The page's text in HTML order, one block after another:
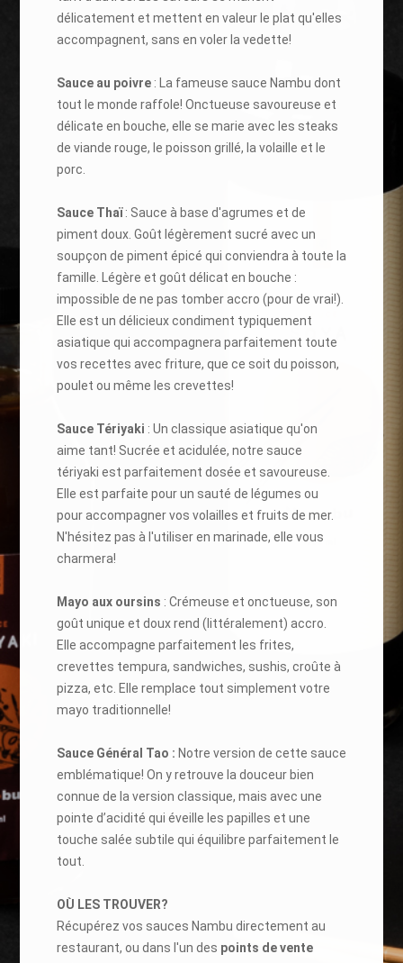
délicatement et mettent en valeur le plat qu'elles
accompagnent, sans en voler la vedette!
Sauce au poivre: La fameuse sauce Nambu dont
tout le monde raffole! Onctueuse savoureuse et
délicate en bouche, elle se marie avec les steaks
de viande rouge, le poisson grillé, la volaille et le
porc.
Sauce Thaï: Sauce à base d'agrumes et de
piment doux. Goût légèrement sucré avec un
soupçon de piment épicé qui conviendra à toute la
famille. Légère et goût délicat en bouche :
impossible de ne pas tomber accro (pour de vrai!).
Elle est un délicieux condiment typiquement
asiatique qui accompagnera parfaitement toute
vos recettes avec friture, que ce soit du poisson,
poulet ou même les crevettes!
Sauce Tériyaki : Un classique asiatique qu'on
aime tant! Sucrée et acidulée, notre sauce
tériyaki est parfaitement dosée et savoureuse.
Elle est parfaite pour un sauté de légumes ou
pour accompagner vos volailles et fruits de mer.
N'hésitez pas à l'utiliser en marinade, elle vous
charmera!
Mayo aux oursins : Crémeuse et onctueuse, son
goût unique et doux rend (littéralement) accro.
Elle accompagne parfaitement les frites,
crevettes tempura, sandwiches, sushis, croûte à
pizza, etc. Elle remplace tout simplement votre
mayo traditionnelle!
Sauce Général Tao : Notre version de cette sauce
emblématique! On y retrouve la douceur bien
connue de la version classique, mais avec une
pointe d’acidité qui éveille les papilles et une
touche salée subtile qui équilibre parfaitement le
tout.
OÙ LES TROUVER?
Récupérez vos sauces Nambu directement au
restaurant, ou dans l'un des points de vente